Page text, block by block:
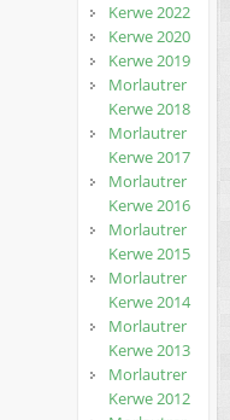
Kerwe 2022
Kerwe 2020
Kerwe 2019
Morlautrer
Kerwe 2018
Morlautrer
Kerwe 2017
Morlautrer
Kerwe 2016
Morlautrer
Kerwe 2015
Morlautrer
Kerwe 2014
Morlautrer
Kerwe 2013
Morlautrer
Kerwe 2012